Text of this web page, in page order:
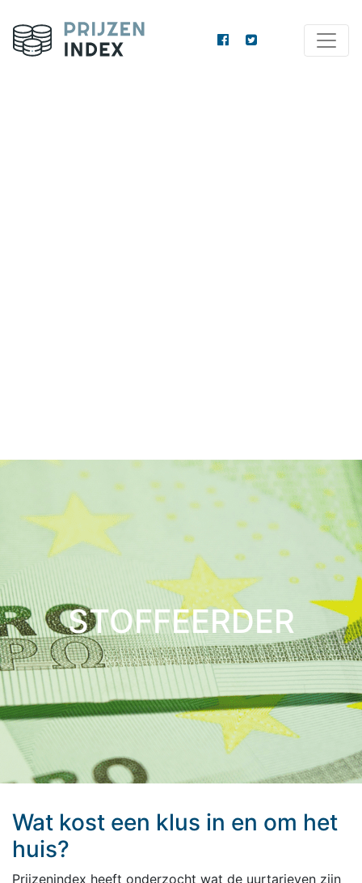
STOFFEERDER
Wat kost een klus in en om het
huis?
Prijzenindex heeft onderzocht wat de uurtarieven zijn